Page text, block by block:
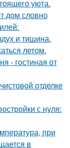
уюта.
дом словно
и тишина.
летом.
- гостиная от
отделке
с нуля:
при
в